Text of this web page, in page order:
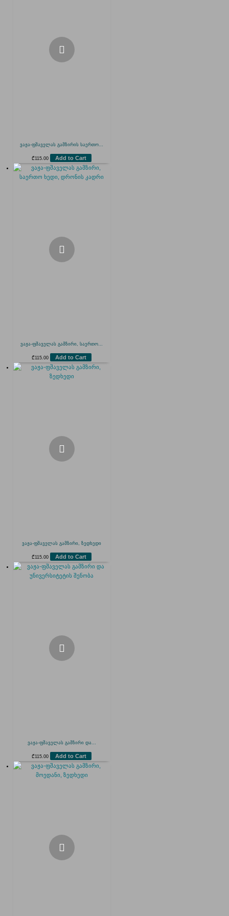
ვაჟა-ფშაველას გამზირის საერთო...
₾ 115.00 Add to Cart
ვაჟა-ფშაველას გამზირი, საერთო...
₾ 115.00 Add to Cart
ვაჟა-ფშაველას გამზირი, ზედხედი
₾ 115.00 Add to Cart
ვაჟა-ფშაველას გამზირი და...
₾ 115.00 Add to Cart